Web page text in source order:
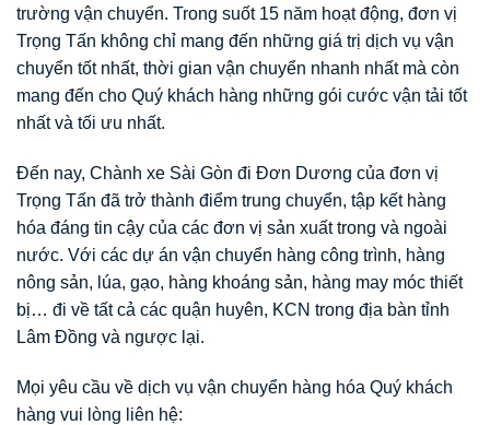
trường vận chuyển. Trong suốt 15 năm hoạt động, đơn vị
Trọng Tấn không chỉ mang đến những giá trị dịch vụ vận
chuyển tốt nhất, thời gian vận chuyển nhanh nhất mà còn
mang đến cho Quý khách hàng những gói cước vận tải tốt
nhất và tối ưu nhất.
Đến nay, Chành xe Sài Gòn đi Đơn Dương của đơn vị
Trọng Tấn đã trở thành điểm trung chuyển, tập kết hàng
hóa đáng tin cậy của các đơn vị sản xuất trong và ngoài
nước. Với các dự án vận chuyển hàng công trình, hàng
nông sản, lúa, gạo, hàng khoáng sản, hàng may móc thiết
bị… đi về tất cả các quận huyên, KCN trong địa bàn tỉnh
Lâm Đồng và ngược lại.
Mọi yêu cầu về dịch vụ vận chuyển hàng hóa Quý khách
hàng vui lòng liên hệ: